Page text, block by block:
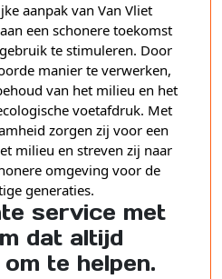
aanpak van Van Vliet
een schonere toekomst
te stimuleren. Door
manier te verwerken,
van het milieu en het
voetafdruk. Met
zorgen zij voor een
milieu en streven zij naar
omgeving voor de
generaties.
service met
dat altijd
te helpen.